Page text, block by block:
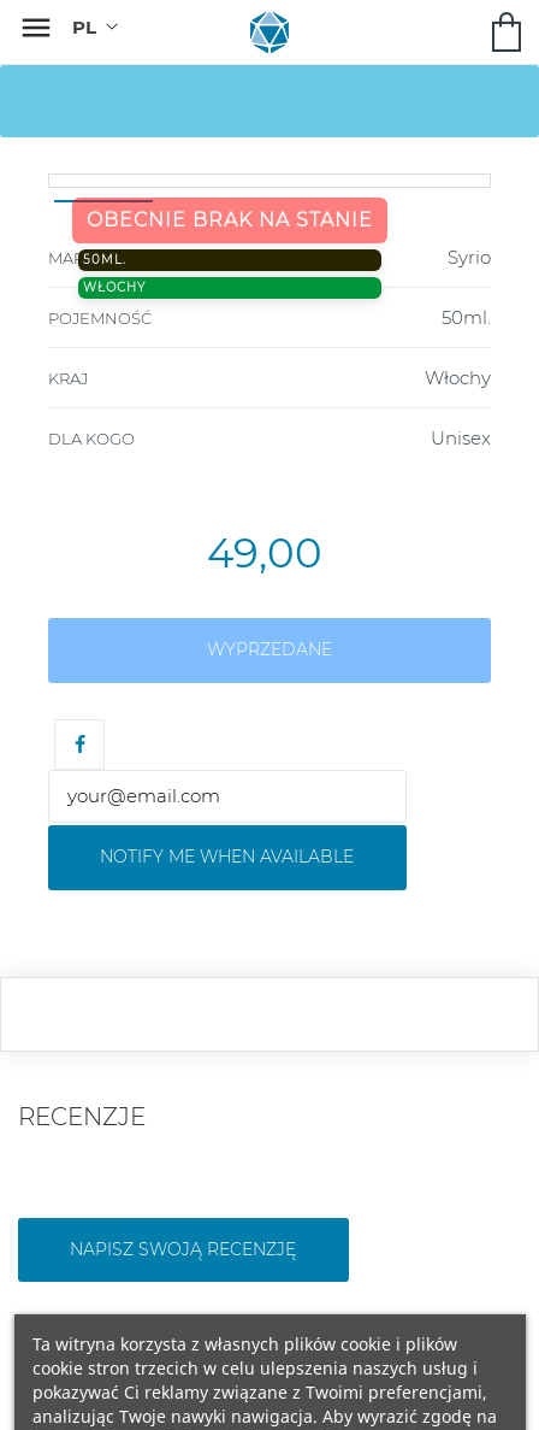

OBECNIE BRAK NA STANIE
50ML.
WŁOCHY
MARKA Syrio
POJEMNOŚĆ 50ml.
KRAJ Włochy
DLA KOGO Unisex
49,00
WYPRZEDANE
NOTIFY ME WHEN AVAILABLE
RECENZJE
NAPISZ SWOJĄ RECENZJĘ
Ta witryna korzysta z własnych plików cookie i plików
cookie stron trzecich w celu ulepszenia naszych usług i
pokazywać Ci reklamy związane z Twoimi preferencjami,
analizując Twoje nawyki nawigacja. Aby wyrazić zgodę na